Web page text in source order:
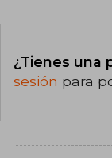
¿Tienes una
sesión para